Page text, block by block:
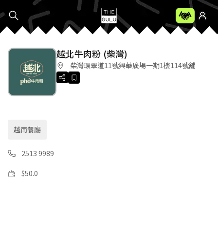
越北牛肉粉 (柴灣)
柴灣環翠道11號興華廣場一期1樓114號舖
越南餐廳
2513 9989
$50.0